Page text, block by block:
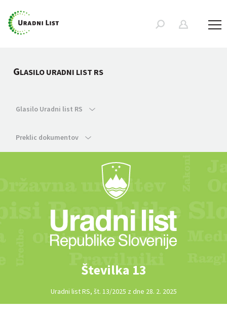
GLASILO URADNI LIST RS
Glasilo Uradni list RS
Preklic dokumentov
Številka 13
Uradni list RS, št. 13/2025 z dne 28. 2. 2025